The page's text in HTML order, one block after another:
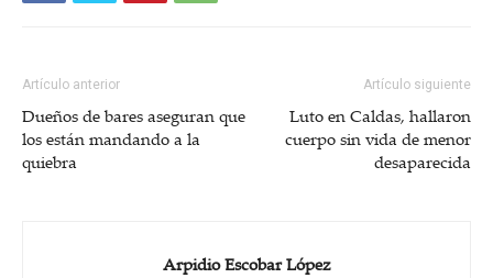
Artículo anterior
Dueños de bares aseguran que
los están mandando a la
quiebra
Artículo siguiente
Luto en Caldas, hallaron
cuerpo sin vida de menor
desaparecida
Arpidio Escobar López